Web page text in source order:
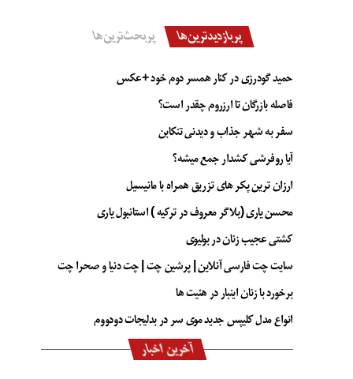
پربازدیدترین‌ها پربحث‌ترین‌ها
حمید گودرزی در کنار همسر دوم خود +عکس
فاصله بازرگان تا ارزروم چقدر است؟
سفر به شهر جذاب و دیدنی تنکابن
آیا روفرشی کشدار جمع میشه؟
ارزان ترین پکر های تزریق همراه با مانیسیل
محسن یاری (بلاگر معروف در ترکیه ) استانبول یاری
کشتی عجیب زنان در بولیوی
سایت چت فارسی آنلاین | پرشین چت | چت دنیا و صحرا چت
برخورد با زنان اینبار در هئیت ها
انواع مدل کلیپس جدید موی سر در بدلیجات دودووم
آخرین اخبار